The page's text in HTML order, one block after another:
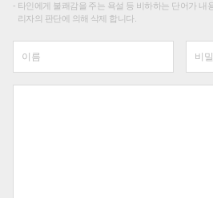
타인에게 불쾌감을 주는 욕설 등 비하하는 단어가 내
리자의 판단에 의해 삭제 합니다.